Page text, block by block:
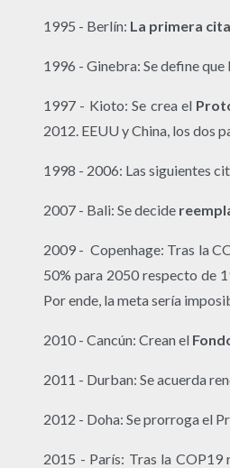
1995 - Berlín: La primera
1996 - Ginebra: Se define que
1997 - Kioto: Se crea el
2012. EEUU y China, los dos
1998 - 2006: Las siguientes
2007 - Bali: Se decide
2009 - Copenhage: Tras la
50% para 2050 respecto de
Por ende, la meta sería
2010 - Cancún: Crean el
2011 - Durban: Se acuerda
2012 - Doha: Se prorroga el
2015 - París: Tras la COP19